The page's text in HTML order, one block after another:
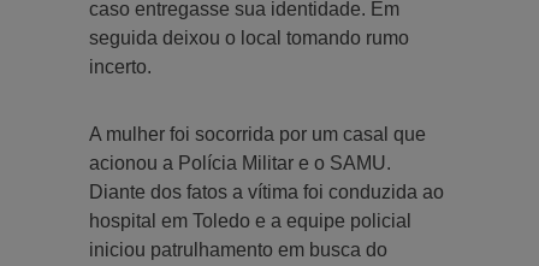
caso entregasse sua identidade. Em
seguida deixou o local tomando rumo
incerto.
A mulher foi socorrida por um casal que
acionou a Polícia Militar e o SAMU.
Diante dos fatos a vítima foi conduzida ao
hospital em Toledo e a equipe policial
iniciou patrulhamento em busca do